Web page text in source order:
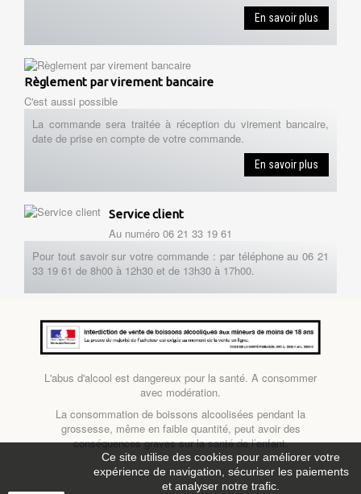
En savoir plus
Règlement par virement bancaire
C'est aussi possible
La commande sera traitée à réception du virement bancaire,
date de prise en compte de votre commande.
En savoir plus
Service client
Au numéro 06 21 33 19 61
Pour tout savoir sur votre commande : par téléphone au 06 21
33 19 61 de 8h00 à 12h30 et de 13h30 à 17h00.
Ce site utilise des cookies pour améliorer votre
expérience de navigation, sécuriser les paiements
et analyser notre trafic.
L'abus d'alcool est dangereux pour la santé. A consommer
avec modération.
La consommation de boissons alcoolisées pendant la
grossesse, même en faible quantité, peut avoir des
conséquences graves sur la santé de l’enfant.